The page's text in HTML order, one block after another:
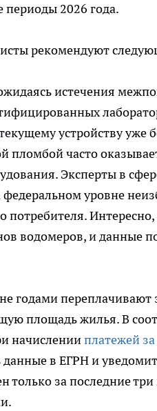
2026 года.
рекомендуют
истечения
устройству уже
пломбой часто
Эксперты в
федеральном уровне
Интересно,
водомеров, и данные
годами
площадь жилья. В
начисленииплатежей
данные в ЕГРН и
только за последние